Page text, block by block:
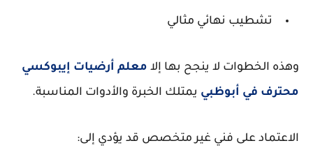
تشطيب نهائي مثالي
وهذه الخطوات لا ينجح بها إلا معلم أرضيات إيبوكسي
محترف في أبوظبي يمتلك الخبرة والأدوات المناسبة.
الاعتماد على فني غير متخصص قد يؤدي إلى: